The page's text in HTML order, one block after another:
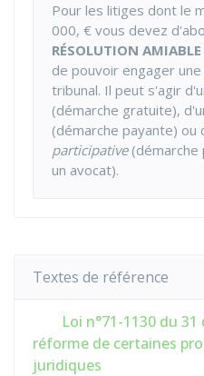
Pour les litiges dont le
000, € vous devez
RÉSOLUTION AMIABLE
de pouvoir engager
tribunal. Il peut s'agir
(démarche gratuite),
(démarche payante) ou
participative(démarche
un avocat).
Textes de référence
Loi n°71-1130 du
réforme de certaines
juridiques